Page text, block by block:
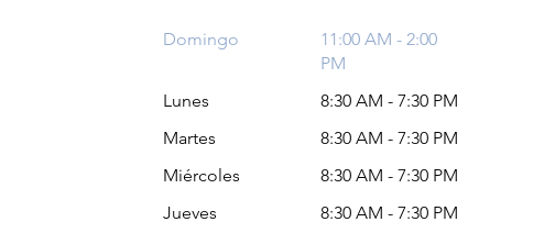
Domingo
11:00 AM - 2:00
PM
Lunes
8:30 AM - 7:30 PM
Martes
8:30 AM - 7:30 PM
Jueves 8:30 AM - 7:30 PM
Miércoles 8:30 AM - 7:30 PM